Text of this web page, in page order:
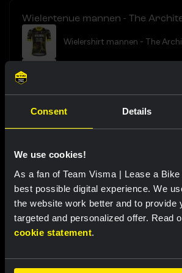
Consent Details
We use cookies!
As a fan of Team Visma | Lease a
best possible digital experience. We
the website work better and to provide
targeted and personalized offer. Read
cookie statement.
Wielertenue mannen - The
Wielershirt mannen - The
Bibshort mannen 2026 -
US$ 218,30 US$ 212,40
Wieleroutfit mannen - The
Wielershirt mannen - The
Bibshort mannen 2026 - Team
Bike